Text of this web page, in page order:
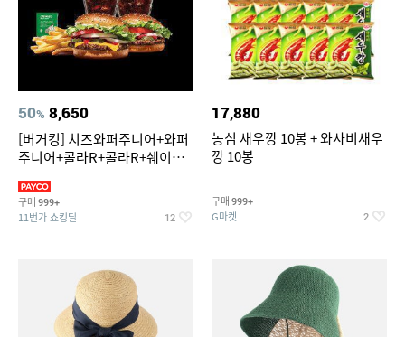
50% 8,650
[버거킹] 치즈와퍼주니어+와퍼
주니어+콜라R+콜라R+쉐이킹
구매 999+
11번가 쇼킹딜 12
17,880
농심 새우깡 10봉 + 와사비새우
깡 10봉
구매 999+
G마켓 2